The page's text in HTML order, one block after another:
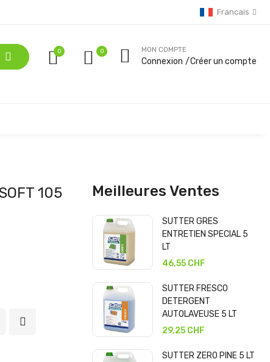
Francais
0 MON COMPTE
Connexion Créer un compte
105
Meilleures Ventes
SUTTER GRES
ENTRETIEN SPECIAL 5
LT
46,55 CHF
SUTTER FRESCO
DETERGENT
AUTOLAVEUSE 5 LT
29,25 CHF
SUTTER ZERO PINE 5 LT